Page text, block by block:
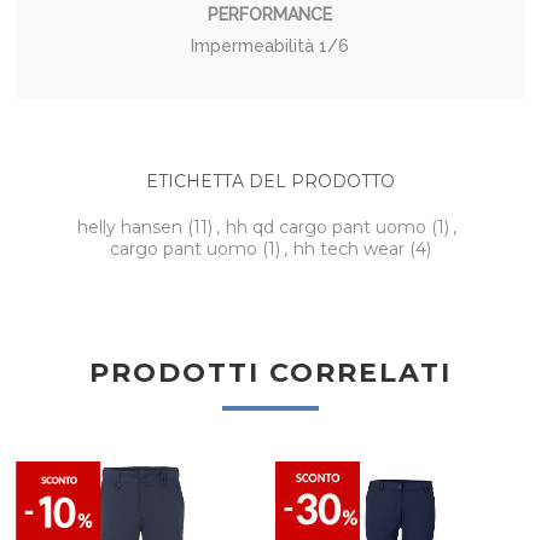
PERFORMANCE
Impermeabilità1/6
ETICHETTA DEL PRODOTTO
helly hansen (11) , hh qd cargo pant uomo (1) ,
cargo pant uomo (1) , hh tech wear (4)
PRODOTTI CORRELATI